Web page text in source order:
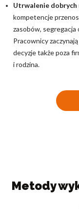
Utrwalenie dobrych
kompetencje
zasobów, segregacja
Pracownicy
decyzje także poza
i rodzina.
Metody